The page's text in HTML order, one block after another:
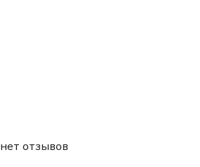
отзывов